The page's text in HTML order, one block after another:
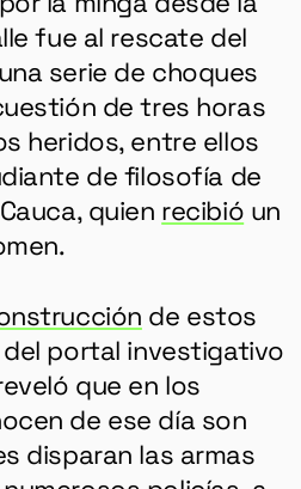
fue al rescate del
serie de choques
de tres horas
heridos, entre ellos
de filosofía de
quien recibió un
de estos
portal investigativo
que en los
de ese día son
disparan las armas